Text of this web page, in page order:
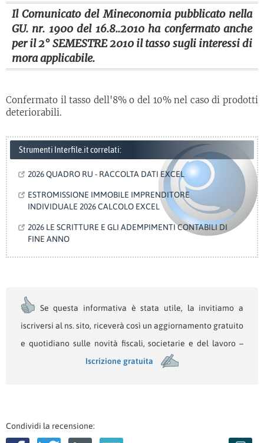
Il Comunicato del Mineconomia pubblicato nella
GU. nr. 1900 del 16.8..2010 ha confermato anche
per il 2° SEMESTRE 2010 il tasso sugli interessi di
mora applicabile.
Confermato il tasso dell'8% o del 10% nel caso di prodotti
deteriorabili.
Strumenti Interfile.it correlati:
2026 QUADRO RU - RACCOLTA DATI EXCEL
ESTROMISSIONE IMMOBILE IMPRENDITORE
INDIVIDUALE 2026 CALCOLO EXCEL
2026 LE SCRITTURE E GLI ADEMPIMENTI CONTABILI DI
FINE ANNO
Se questa informativa è stata utile, la invitiamo a
iscriversi al ns. sito, riceverà così un aggiornamento gratuito
e quotidiano sulle novità fiscali, societarie e del lavoro –
Iscrizione gratuita
Condividi la recensione: